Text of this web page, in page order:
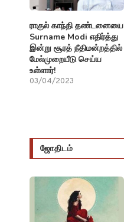
ராகுல் காந்தி தண்டனையை
Surname Modi எதிர்த்து
இன்று சூரத் நீதிமன்றத்தில்
மேல்முறையீடு செய்ய
உள்ளார்!
03/04/2023
ஜோதிடம்